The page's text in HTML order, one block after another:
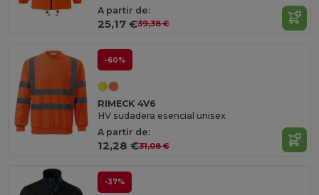
A partir de:
25,17 €39,38 €
-60%
RIMECK 4V6
HV sudadera esencial unisex
A partir de:
12,28 €31,08 €
-37%